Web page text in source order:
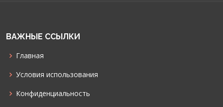
ВАЖНЫЕ ССЫЛКИ
Главная
Условия использования
Конфиденциальность